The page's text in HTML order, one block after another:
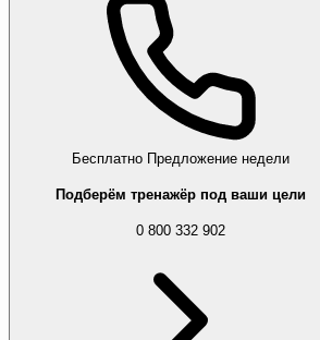
Бесплатно Предложение недели
Подберём тренажёр под ваши цели
0 800 332 902